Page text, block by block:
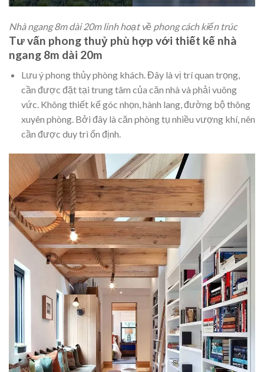
Nhà ngang 8m dài 20m linh hoạt về phong cách kiến trúc
Tư vấn phong thuỷ phù hợp với thiết kế nhà
ngang 8m dài 20m
Lưu ý phong thủy phòng khách. Đây là vị trí quan trọng,
cần được đặt tại trung tâm của căn nhà và phải vuông
vức. Không thiết kế góc nhọn, hành lang, đường bộ thông
xuyên phòng. Bởi đây là căn phòng tụ nhiều vượng khí, nên
cần được duy trì ổn định.